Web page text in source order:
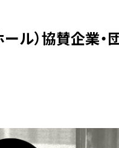
ル）協賛企業・